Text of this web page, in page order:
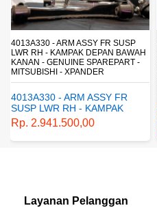
4013A330 - ARM ASSY FR SUSP
LWR RH - KAMPAK DEPAN BAWAH
KANAN - GENUINE SPAREPART -
MITSUBISHI - XPANDER
4013A330 - ARM ASSY FR
SUSP LWR RH - KAMPAK
DEPAN BAWAH KANAN -
GENUINE SPAREPART -
MITSUBISHI - XPANDER
Rp. 2.941.500,00
Layanan Pelanggan